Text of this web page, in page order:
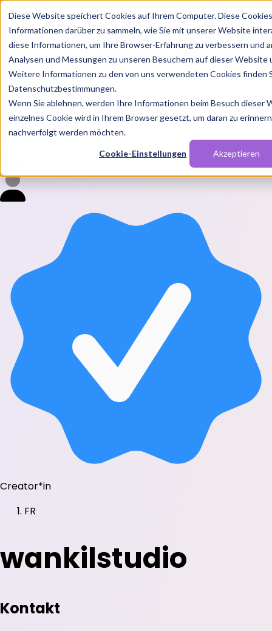
Diese Website speichert Cookies auf Ihrem Computer. Diese
Informationen darüber zu sammeln, wie Sie mit unserer Website
diese Informationen, um Ihre Browser-Erfahrung zu verbessern und
Analysen und Messungen zu unseren Besuchern auf dieser Website
Weitere Informationen zu den von uns verwendeten Cookies finden
Datenschutzbestimmungen.
Wenn Sie ablehnen, werden Ihre Informationen beim Besuch dieser
einzelnes Cookie wird in Ihrem Browser gesetzt, um daran zu
nachverfolgt werden möchten.
Cookie-Einstellungen Akzeptieren
Features
Solutions
BlogChartsRabatt CodesPakete
Creator*in
FR
wankilstudio
Kontakt